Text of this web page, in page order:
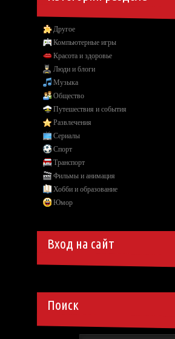
Другое
Компьютерные игры
Красота и здоровье
Люди и блоги
Музыка
Общество
Путешествия и события
Развлечения
Сериалы
Спорт
Транспорт
Фильмы и анимация
Хобби и образование
Юмор
Вход на сайт
Поиск